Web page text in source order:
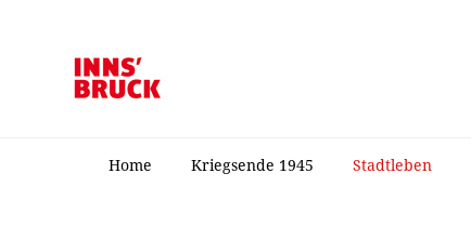
Home Kriegsende 1945 Stadtleben